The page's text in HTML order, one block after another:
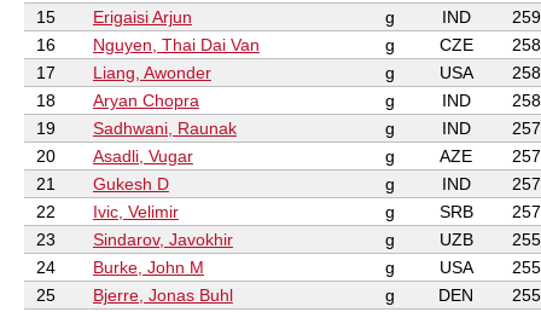
15
Erigaisi Arjun g IND
16
Nguyen, Thai Dai Van g CZE
17
Liang, Awonder g USA
18
Aryan Chopra g IND
19
Sadhwani, Raunak g IND
20
Asadli, Vugar g AZE
21
Gukesh D g IND
22
Ivic, Velimir g SRB
23
Sindarov, Javokhir g UZB
24
Burke, John M g USA
25
Bjerre, Jonas Buhl g DEN